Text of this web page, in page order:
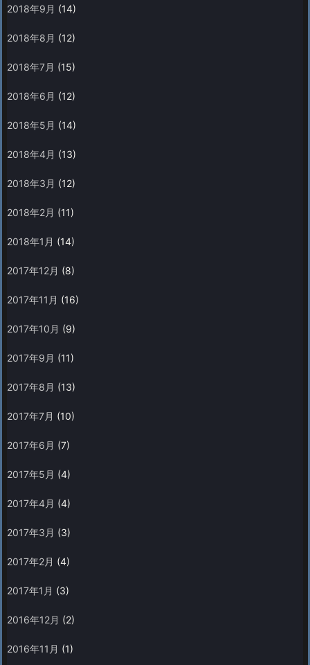
2018年9月 (14)
2018年8月 (12)
2018年7月 (15)
2018年6月 (12)
2018年5月 (14)
2018年4月 (13)
2018年3月 (12)
2018年2月 (11)
2018年1月 (14)
2017年12月 (8)
2017年11月 (16)
2017年10月 (9)
2017年9月 (11)
2017年8月 (13)
2017年7月 (10)
2017年6月 (7)
2017年5月 (4)
2017年4月 (4)
2017年3月 (3)
2017年2月 (4)
2017年1月 (3)
2016年12月 (2)
2016年11月 (1)